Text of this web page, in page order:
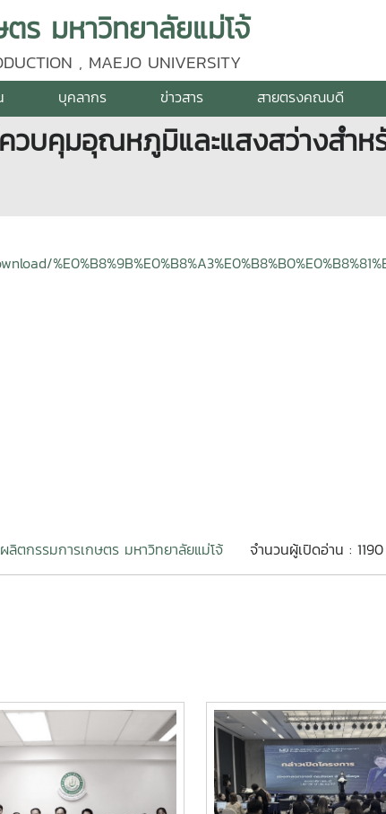
ร มหาวิทยาลัยแม่โจ้
, MAEJO UNIVERSITY
บุคลากร ข่าวสาร สายตรงคณบดี
บคุมอุณหภูมิและแสงสว่างสำห
ลิตกรรมการเกษตร มหาวิทยาลัยแม่โจ้ จำนวนผู้เปิดอ่าน : 1190